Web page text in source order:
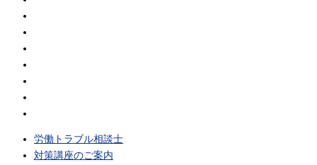
労働トラブル相談士
対策講座のご案内